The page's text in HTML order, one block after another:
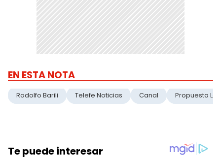
EN ESTA NOTA
Rodolfo Barili Telefe Noticias Canal Propuesta